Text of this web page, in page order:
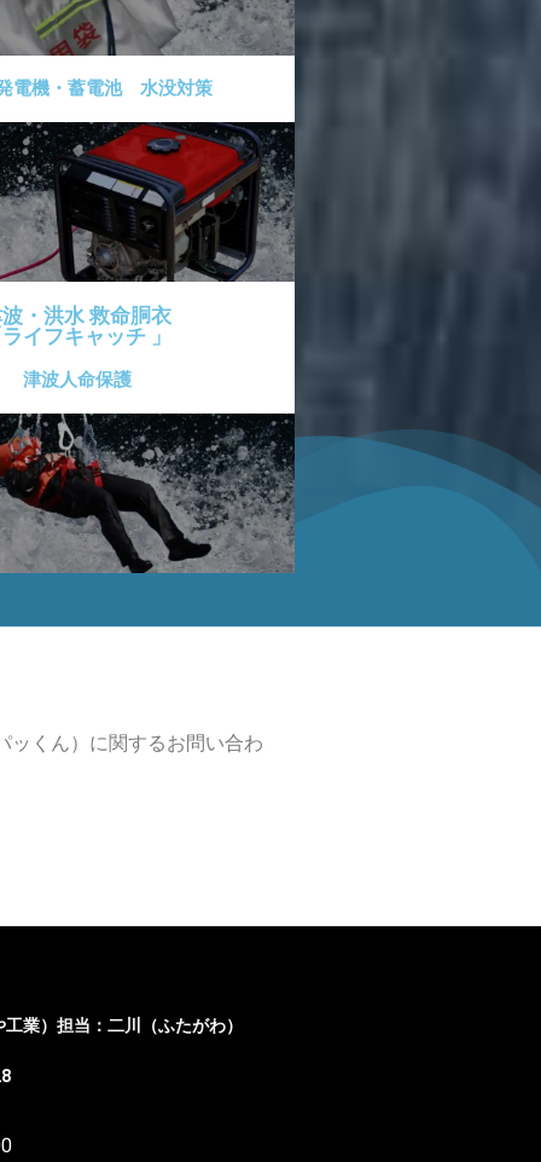
電機・蓄電池 水没対策
・洪水 救命胴衣
イフキャッチ 」
津波人命保護
ッくん）に関するお問い合わ
業）担当：二川（ふたがわ）